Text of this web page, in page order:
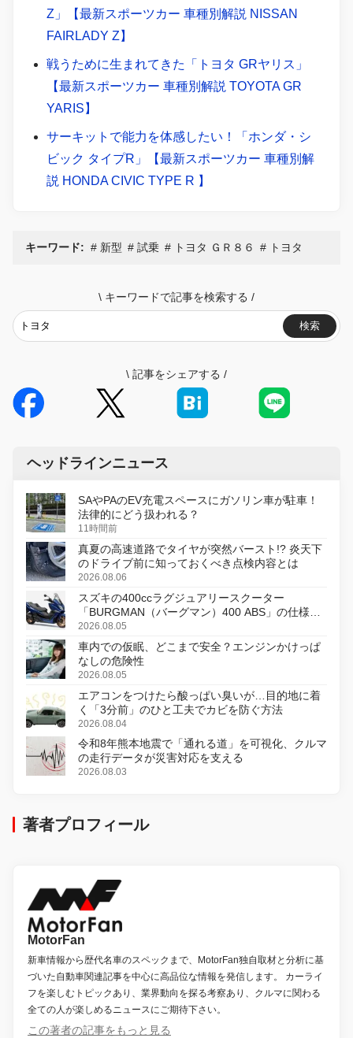
Z」【最新スポーツカー 車種別解説 NISSAN
FAIRLADY Z】
戦うために生まれてきた「トヨタ GRヤリス」
【最新スポーツカー 車種別解説 TOYOTA GR
YARIS】
サーキットで能力を体感したい！「ホンダ・シ
ビック タイプR」【最新スポーツカー 車種別解
説 HONDA CIVIC TYPE R 】
キーワード: 新型 試乗 トヨタ ＧＲ８６ トヨタ
\ キーワードで記事を検索する /
検索
\ 記事をシェアする /
ヘッドラインニュース
SAやPAのEV充電スペースにガソリン車が駐車！
法律的にどう扱われる？
11時間前
真夏の高速道路でタイヤが突然バースト!? 炎天下
のドライブ前に知っておくべき点検内容とは
2026.08.06
スズキの400ccラグジュアリースクーター
「BURGMAN（バーグマン）400 ABS」の仕様を
変更し、8月18日に発売
2026.08.05
車内での仮眠、どこまで安全？エンジンかけっぱ
なしの危険性
2026.08.05
エアコンをつけたら酸っぱい臭いが…目的地に着
く「3分前」のひと工夫でカビを防ぐ方法
2026.08.04
令和8年熊本地震で「通れる道」を可視化、クルマ
の走行データが災害対応を支える
2026.08.03
著者プロフィール
MotorFan
新車情報から歴代名車のスペックまで、MotorFan独自取材と分析に基
づいた自動車関連記事を中心に高品位な情報を発信します。 カーライ
フを楽しむトピックあり、業界動向を探る考察あり、クルマに関わる
全ての人が楽しめるニュースにご期待下さい。
この著者の記事をもっと見る